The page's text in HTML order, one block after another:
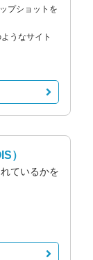
プショットを
うなサイト
）
ているかを